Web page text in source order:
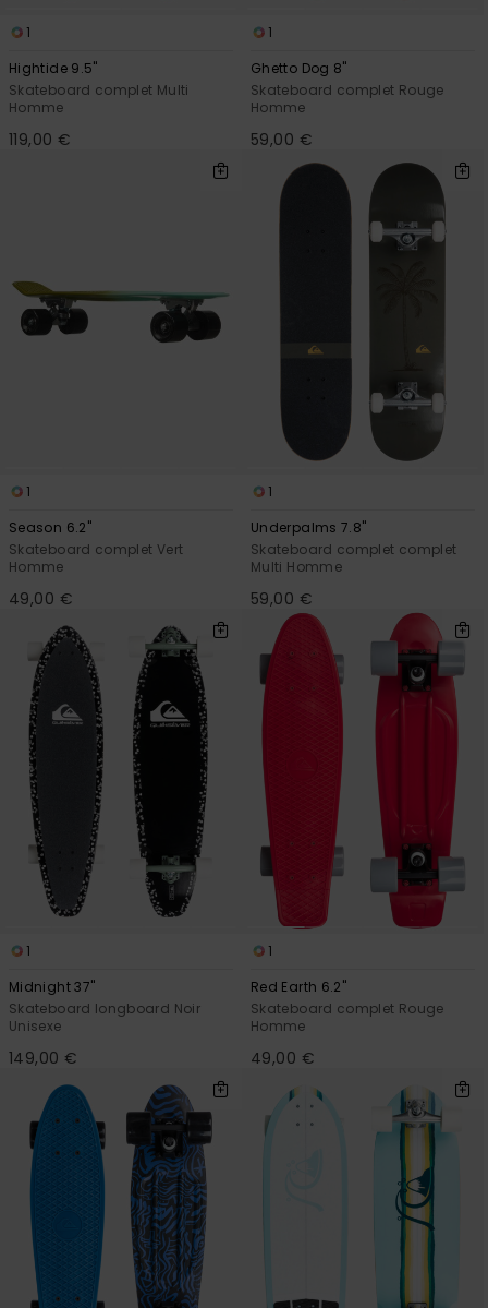
1
Hightide 9.5"
Skateboard complet Multi
Homme
119,00 €
1
Ghetto Dog 8"
Skateboard complet Rouge
Homme
59,00 €
1
Season 6.2"
Skateboard complet Vert
Homme
49,00 €
1
Underpalms 7.8"
Skateboard complet complet
Multi Homme
59,00 €
1
Midnight 37"
Skateboard longboard Noir
Unisexe
149,00 €
1
Red Earth 6.2"
Skateboard complet Rouge
Homme
49,00 €